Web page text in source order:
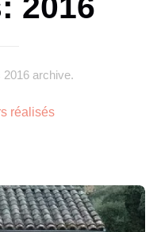
archive.
réalisés